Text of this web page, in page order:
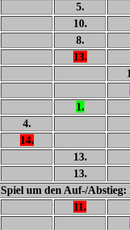
5.
10.
8.
13.
1.
4.
14.
13.
13.
Spiel um den Auf-/
11.